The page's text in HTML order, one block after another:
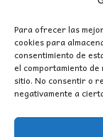
Para ofrecer las
cookies para
consentimiento de
el comportamiento
sitio. No consentir o
negativamente a
CONTACTO
MI CUENTA